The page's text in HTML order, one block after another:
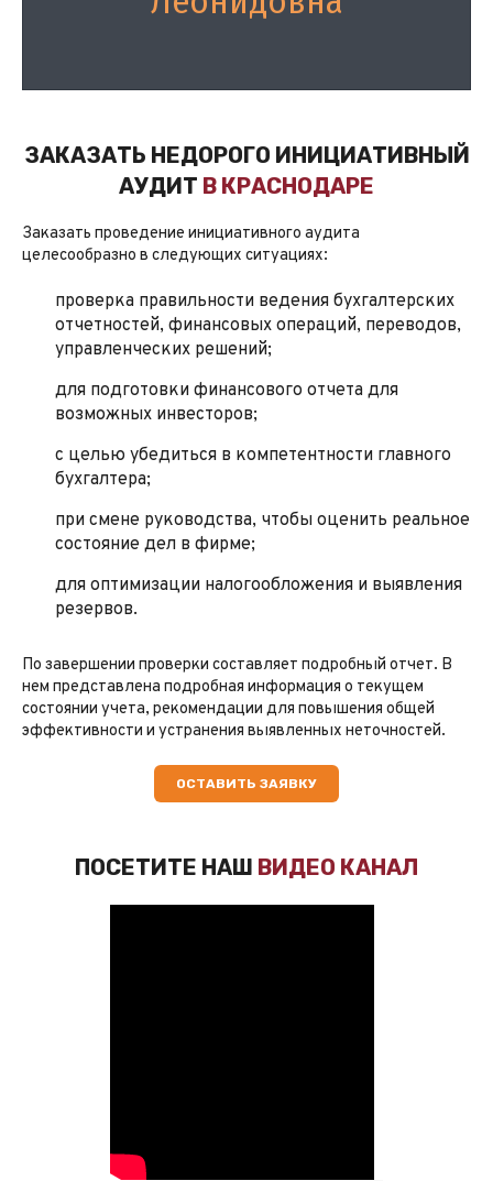
ЗАКАЗАТЬ НЕДОРОГО ИНИЦИАТИВНЫЙ
АУДИТ В КРАСНОДАРЕ
Заказать проведение инициативного аудита
целесообразно в следующих ситуациях:
проверка правильности ведения бухгалтерских
отчетностей, финансовых операций, переводов,
управленческих решений;
для подготовки финансового отчета для
возможных инвесторов;
с целью убедиться в компетентности главного
бухгалтера;
при смене руководства, чтобы оценить реальное
состояние дел в фирме;
для оптимизации налогообложения и выявления
резервов.
По завершении проверки составляет подробный отчет. В
нем представлена подробная информация о текущем
состоянии учета, рекомендации для повышения общей
эффективности и устранения выявленных неточностей.
ОСТАВИТЬ ЗАЯВКУ
ПОСЕТИТЕ НАШ ВИДЕО КАНАЛ